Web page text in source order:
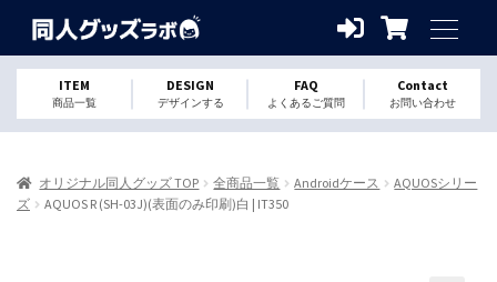
ITEM
商品一覧
DESIGN
デザインする
FAQ
よくあるご質問
Contact
お問い合わせ
オリジナル同人グッズ TOP 全商品一覧 Androidケース
AQUOSシリー
ズ
AQUOS R (SH-03J)(表面のみ印刷)白 | IT350